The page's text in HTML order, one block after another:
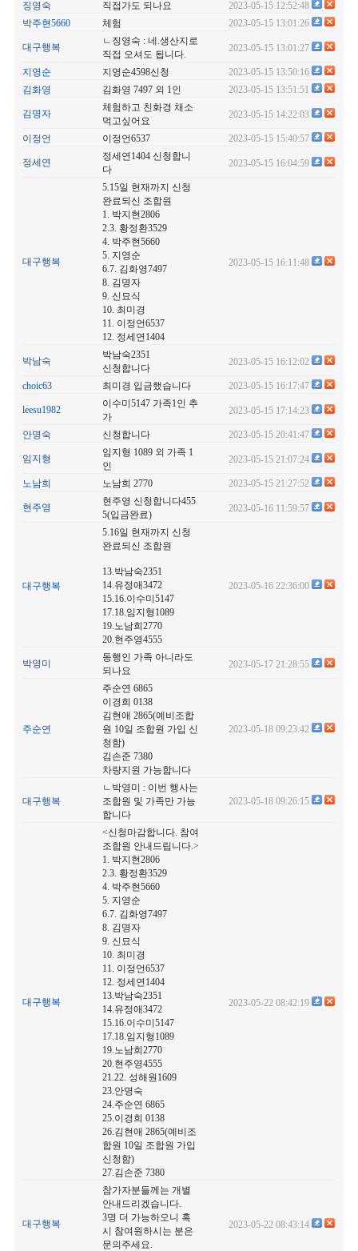
징영숙 직접가도 되나요
2023-05-15 12:52:48
박주현5660
체험 2023-05-15 13:01:26
대구행복
ㄴ징영숙 : 네.생산지로
직접 오셔도 됩니다.
2023-05-15 13:01:27
지영순 지영순4598신청
2023-05-15 13:50:16
김화영
김화영 7497 외 1인 2023-05-15 13:51:51
김명자
체험하고 친화경 채소
먹고싶어요
2023-05-15 14:22:03
이정언 이정언6537 2023-05-15 15:40:57
정세연
정세연1404 신청합니
다
2023-05-15 16:04:59
대구행복
5.15일 현재까지 신청
완료되신 조합원
1. 박지현2806
2.3. 황정환3529
4. 박주현5660
5. 지영순
6.7. 김화영7497
8. 김명자
9. 신묘식
10. 최미경
11. 이정언6537
12. 정세연1404
2023-05-15 16:11:48
박남숙
박남숙2351
신청합니다
2023-05-15 16:12:02
choic63 최미경 입금했습니다 2023-05-15 16:17:47
leesu1982
이수미5147 가족1인 추
가
2023-05-15 17:14:23
안명숙 신청합니다 2023-05-15 20:41:47
임지형
임지형 1089 외 가족 1
인
2023-05-15 21:07:24
노남희 노남희 2770 2023-05-15 21:27:52
현주영
현주영 신청합니다455
5(입금완료)
2023-05-16 11:59:57
대구행복
5.16일 현재까지 신청
완료되신 조합원
13.박남숙2351
14.유정애3472
15.16.이수미5147
17.18.임지형1089
19.노남희2770
20.현주영4555
2023-05-16 22:36:00
박영미
동행인 가족 아니라도
되나요
2023-05-17 21:28:55
주순연
주순연 6865
이경희 0138
김현애 2865(예비조합
원 10일 조합원 가입 신
청함)
김손준 7380
차량지원 가능합니다
2023-05-18 09:23:42
대구행복
ㄴ박영미 : 이번 행사는
조합원 및 가족만 가능
합니다
2023-05-18 09:26:15
대구행복
<신청마감합니다. 참여
조합원 안내드립니다.>
1. 박지현2806
2.3. 황정환3529
4. 박주현5660
5. 지영순
6.7. 김화영7497
8. 김명자
9. 신묘식
10. 최미경
11. 이정언6537
12. 정세연1404
13.박남숙2351
14.유정애3472
15.16.이수미5147
17.18.임지형1089
19.노남희2770
20.현주영4555
21.22. 성해원1609
23.안명숙
24.주순연 6865
25.이경희 0138
26.김현애 2865(예비조
합원 10일 조합원 가입
신청함)
27.김손준 7380
2023-05-22 08:42:19
대구행복
참가자분들께는 개별
안내드리겠습니다.
3명 더 가능하오니 혹
시 참여원하시는 분은
문의주세요.
2023-05-22 08:43:14